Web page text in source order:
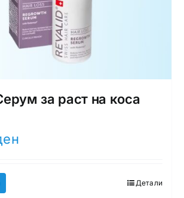
за раст на коса
Детали